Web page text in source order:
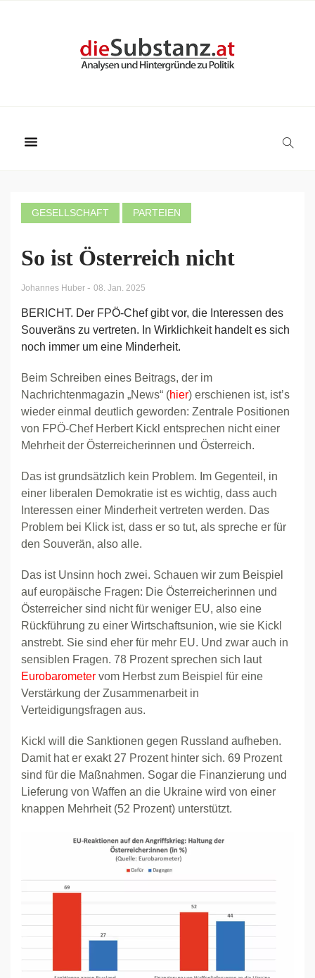
GESELLSCHAFT PARTEIEN
So ist Österreich nicht
Johannes Huber - 08. Jan. 2025
BERICHT. Der FPÖ-Chef gibt vor, die Interessen des
Souveräns zu vertreten. In Wirklichkeit handelt es sich
noch immer um eine Minderheit.
Beim Schreiben eines Beitrags, der im
Nachrichtenmagazin „News“ (hier) erschienen ist, ist’s
wieder einmal deutlich geworden: Zentrale Positionen
von FPÖ-Chef Herbert Kickl entsprechen nicht einer
Mehrheit der Österreicherinnen und Österreich.
Das ist grundsätzlich kein Problem. Im Gegenteil, in
einer liberalen Demokratie ist es wichtig, dass auch
Interessen einer Minderheit vertreten werden. Das
Problem bei Klick ist, dass er so tut, als spreche er für
den Souverän, also alle.
Das ist Unsinn hoch zwei. Schauen wir zum Beispiel
auf europäische Fragen: Die Österreicherinnen und
Österreicher sind nicht für weniger EU, also eine
Rückführung zu einer Wirtschaftsunion, wie sie Kickl
anstrebt. Sie sind eher für mehr EU. Und zwar auch in
sensiblen Fragen. 78 Prozent sprechen sich laut
Eurobarometer vom Herbst zum Beispiel für eine
Verstärkung der Zusammenarbeit in
Verteidigungsfragen aus.
Kickl will die Sanktionen gegen Russland aufheben.
Damit hat er exakt 27 Prozent hinter sich. 69 Prozent
sind für die Maßnahmen. Sogar die Finanzierung und
Lieferung von Waffen an die Ukraine wird von einer
knappen Mehrheit (52 Prozent) unterstützt.